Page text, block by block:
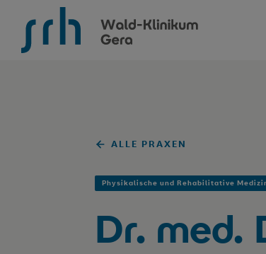
ALLE PRAXEN
Physikalische und Rehabilitative
Dr. med.